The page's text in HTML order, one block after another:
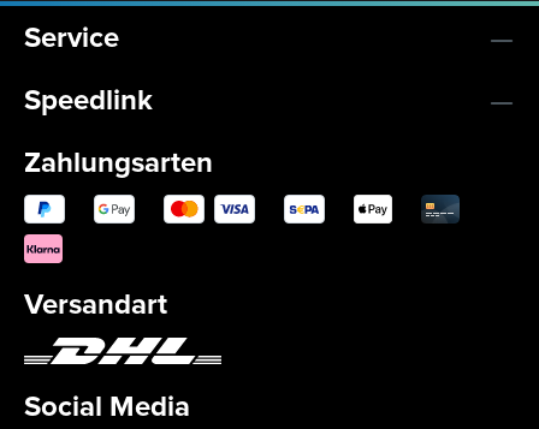
Service
Speedlink
Zahlungsarten
Versandart
Social Media